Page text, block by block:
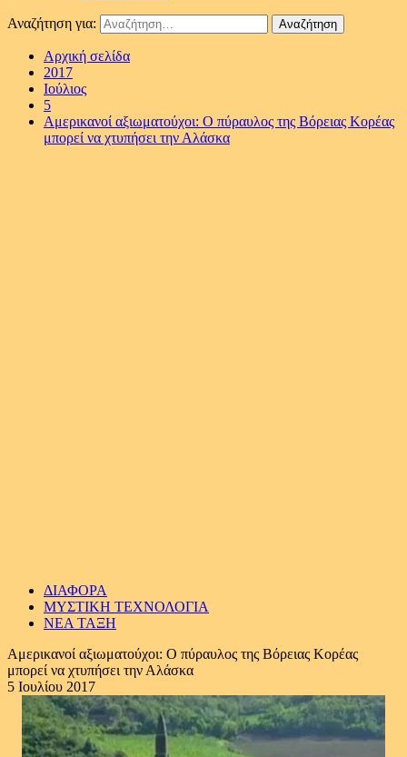
Αναζήτηση για:
Αρχική σελίδα
2017
Ιούλιος
5
Αμερικανοί αξιωματούχοι: Ο πύραυλος της Βόρειας Κορέας
μπορεί να χτυπήσει την Αλάσκα
ΔΙΑΦΟΡΑ
ΜΥΣΤΙΚΗ ΤΕΧΝΟΛΟΓΙΑ
ΝΕΑ ΤΑΞΗ
Αμερικανοί αξιωματούχοι: Ο πύραυλος της Βόρειας Κορέας
μπορεί να χτυπήσει την Αλάσκα
5 Ιουλίου 2017